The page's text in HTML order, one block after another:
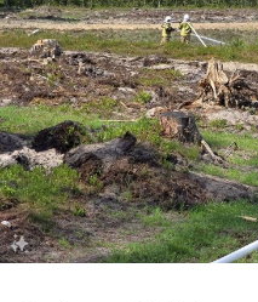
w sposób szczególny
warsztatach, które
rozstawionych przed
pofilcować, nauczyć się
dyktando, wziąć udział w
ekologicznych,
stworzyć pachnącą sojową
Gwiazdą wieczoru będzie